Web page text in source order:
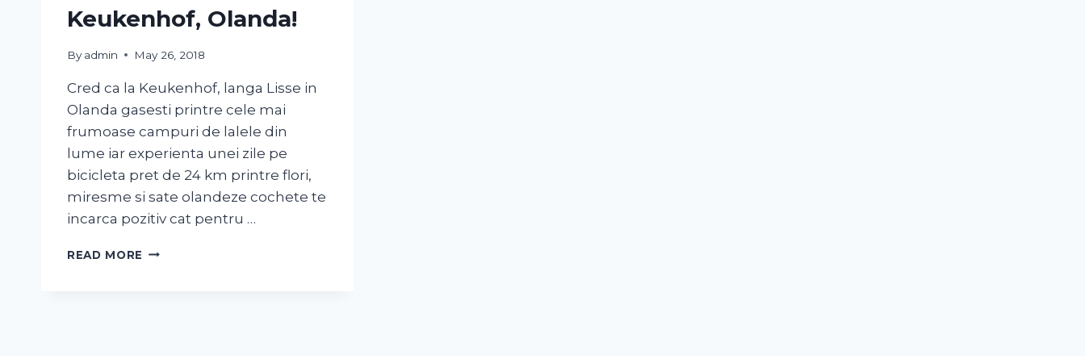
Keukenhof, Olanda!
By admin May 26, 2018
Cred ca la Keukenhof, langa Lisse in
Olanda gasesti printre cele mai
frumoase campuri de lalele din
lume iar experienta unei zile pe
bicicleta pret de 24 km printre flori,
miresme si sate olandeze cochete te
incarca pozitiv cat pentru …
READ MORE